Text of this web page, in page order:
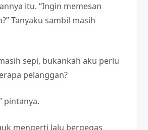
itu. “Ingin memesan
Tanyaku sambil masih
sepi, bukankah aku perlu
pelanggan?
pintanya.
mengerti lalu bergegas